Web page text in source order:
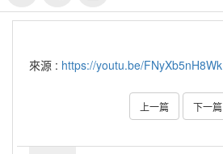
來源 : https://youtu.be/FNyXb5nH8Wk
上一篇 下一篇